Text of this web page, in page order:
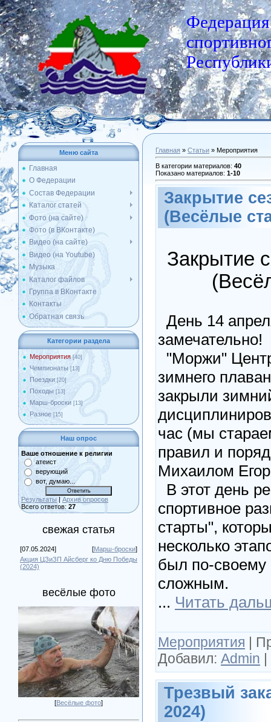
Федерация
Меню сайта
Главная
О Федерации
Состав Федерации
Каталог статей
Фото (на сайте)
Фото (в ВКонтакте)
Видео (на сайте)
Видео (на Youtube)
Музыка
Каталог файлов
Группа в ВКонтакте
Контакты
Обратная связь
Категории раздела
Мероприятия [40]
Чемпионаты [13]
Поездки [20]
Походы [13]
Марш-броски [13]
Разное [15]
Наш опрос
Ваше отношение к религии
атеист
верующий
вот, думаю...
Результаты | Архив опросов
Всего ответов: 27
свежая статья
[07.05.2024] [Марш-броски]
Акция ЦЗиЗП Айсберг ко Дню Победы
(2024)
весёлые фото
[Весёлые фото]
Главная » Статьи » Мероприятия
В категории материалов: 40
Показано материалов: 1-10
Закрытие
(Весёлые
Закрытие
День 14
замечательно!
"Моржи"
зимнего
закрыли
час (мы
правил и
Михаилом
В этот день
спортивное
старты",
несколько
был по-
сложным.
... Читать
Мероприятия
Добавил: Admin
Трезвый
2024)